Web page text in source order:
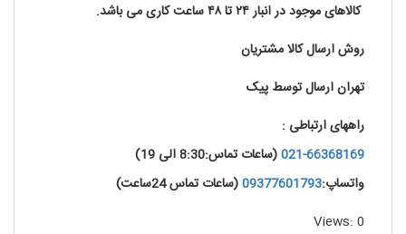
کالاهای موجود در انبار ۲۴ تا ۴۸ ساعت کاری می باشد.
روش ارسال کالا مشتریان
تهران ارسال توسط پیک
راههای ارتباطی :
021-66368169(ساعات تماس:8:30 الی 19)
واتساپ:09377601793(ساعات تماس 24ساعت)
Views: 0